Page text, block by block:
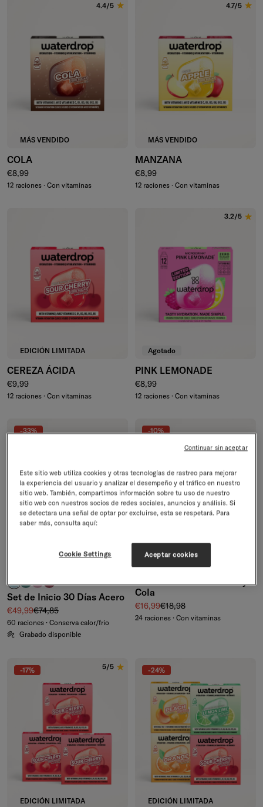
MÁS VENDIDO
4.4/5
COLA
Precio normal
€8,99
12 raciones · Con vitaminas
MÁS VENDIDO
4.7/5
MANZANA
Precio normal
€8,99
12 raciones · Con vitaminas
EDICIÓN LIMITADA
CEREZA ÁCIDA
Precio normal
€9,99
12 raciones · Con vitaminas
Agotado
3.2/5
PINK LEMONADE
Precio normal
€8,99
12 raciones · Con vitaminas
-33%
turquesa pastel
azul petróleo
rosa pastel
rosa
+5
Set de Inicio 30 Días Acero
Precio de venta
€49,99Precio normal
€74,85
60 raciones · Conserva calor/frío
Grabado disponible
-10%
EDICIÓN LIMITADA
Set de hidratación Cherry
Cola
Precio de venta
€16,99Precio normal
€18,98
24 raciones · Con vitaminas
-17%
EDICIÓN LIMITADA
5/5 -24%
EDICIÓN LIMITADA
Este sitio web utiliza cookies y otras tecnologías de rastreo para mejorar
la experiencia del usuario y analizar el desempeño y el tráfico en nuestro
sitio web. También, compartimos información sobre tu uso de nuestro
sitio web con nuestros socios de redes sociales, anuncios y análisis. Si
se detectara una señal de optar por excluirse, esta se respetará. Para
saber más, consulta aquí:
Aceptar cookies
Cookie Settings
Continuar sin aceptar